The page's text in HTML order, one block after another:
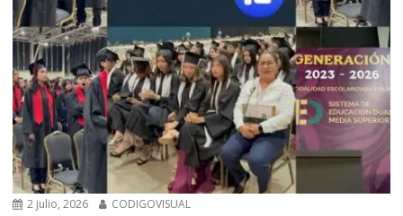
2 julio, 2026 CODIGOVISUAL